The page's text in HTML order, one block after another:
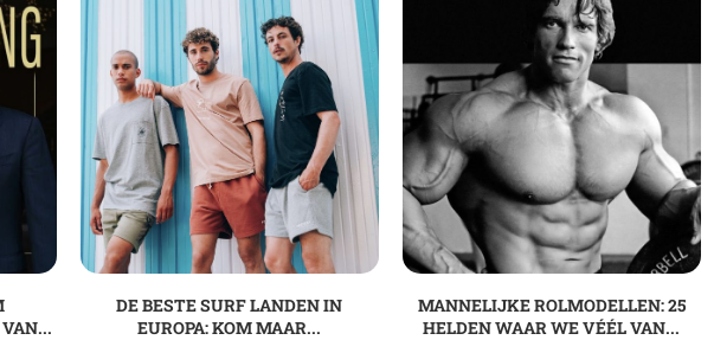
VAN...
DE BESTE SURF LANDEN IN
EUROPA: KOM MAAR...
MANNELIJKE ROLMODELLEN: 25
HELDEN WAAR WE VÉÉL VAN...